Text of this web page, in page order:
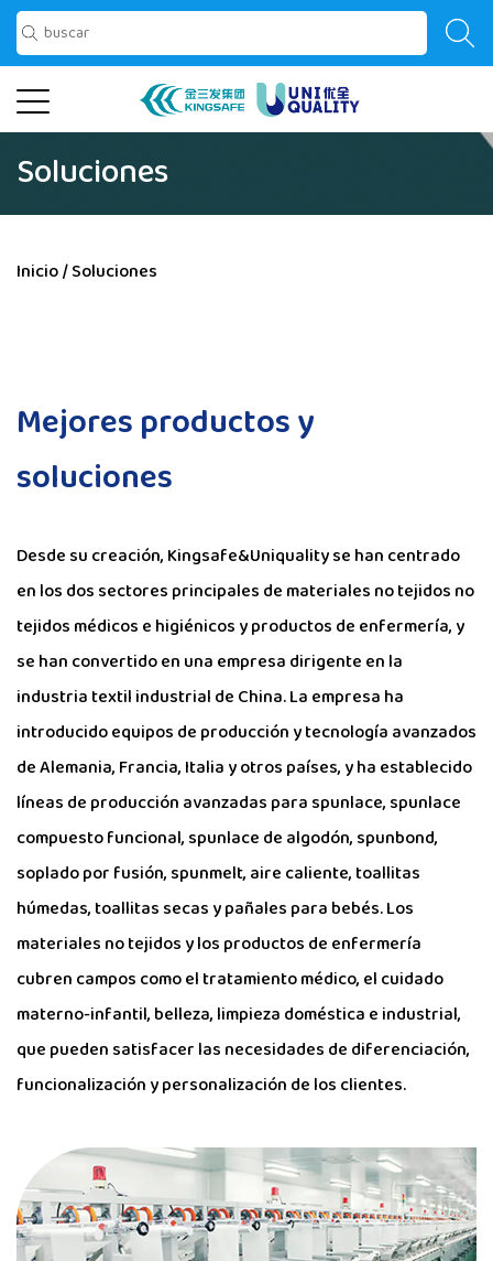
Soluciones
Inicio/Soluciones
Mejores productos y
soluciones
Desde su creación, Kingsafe&Uniquality se han centrado
en los dos sectores principales de materiales no tejidos no
tejidos médicos e higiénicos y productos de enfermería, y
se han convertido en una empresa dirigente en la
industria textil industrial de China. La empresa ha
introducido equipos de producción y tecnología avanzados
de Alemania, Francia, Italia y otros países, y ha establecido
líneas de producción avanzadas para spunlace, spunlace
compuesto funcional, spunlace de algodón, spunbond,
soplado por fusión, spunmelt, aire caliente, toallitas
húmedas, toallitas secas y pañales para bebés. Los
materiales no tejidos y los productos de enfermería
cubren campos como el tratamiento médico, el cuidado
materno-infantil, belleza, limpieza doméstica e industrial,
que pueden satisfacer las necesidades de diferenciación,
funcionalización y personalización de los clientes.